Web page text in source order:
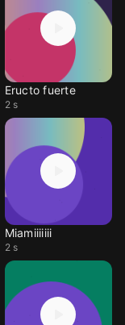
Eructo fuerte
2 s
Miamiiiiiii
2 s